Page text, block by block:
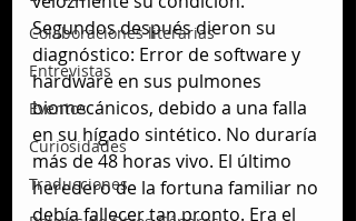
Colaboraciones literarias
Entrevistas
Eventos
Curiosidades
Traducciones
Segundos después dieron su
diagnóstico: Error de software y
hardware en sus pulmones
biomecánicos, debido a una falla
en su hígado sintético. No duraría
más de 48 horas vivo. El último
heredero de la fortuna familiar no
debía fallecer tan pronto. Era el